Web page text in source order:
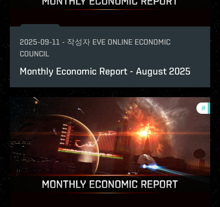
2025-09-11 - 작성자 EVE ONLINE ECONOMIC
COUNCIL
Monthly Economic Report - August 2025
#